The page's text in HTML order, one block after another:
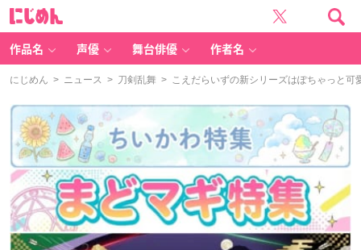
作品名 声優 舞台俳優 作者名
にじめん > ニュース > 刀剣乱舞 > こえだらいずの新シリーズはぽちゃっと可